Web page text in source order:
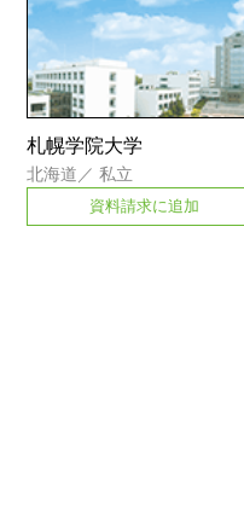
札幌学院大学
北海道／私立
資料請求に追加